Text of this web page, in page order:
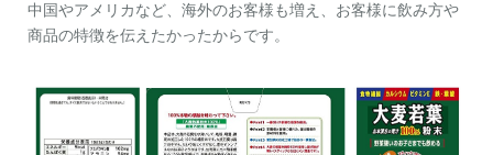
中国やアメリカなど、海外のお客様も増え、お客様に飲み方や
商品の特徴を伝えたかったからです。